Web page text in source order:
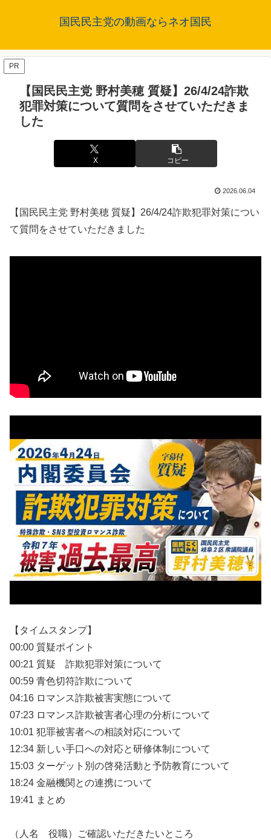
国民民主党の動画ならネオ国民
PR
【国民民主党 野村美穂 質疑】26/4/24詐欺
犯罪対策について質問をさせていただきま
した
X コピー
2026.06.04
【国民民主党 野村美穂 質疑】26/4/24詐欺犯罪対策につい
て質問をさせていただきました
【タイムスタンプ】
00:00 質疑ポイント
00:21 質疑 詐欺犯罪対策について
00:59 青色切符詐欺について
04:16 ロマンス詐欺被害実態について
07:23 ロマンス詐欺被害者心理の分析について
10:01 犯罪被害者への相談対応について
12:34 新しい手口への対応と研修体制について
15:03 ターゲット別の啓発活動と予防教育について
18:24 金融機関との連携について
19:41 まとめ
（人名 役職）ご確認いただきたいところ